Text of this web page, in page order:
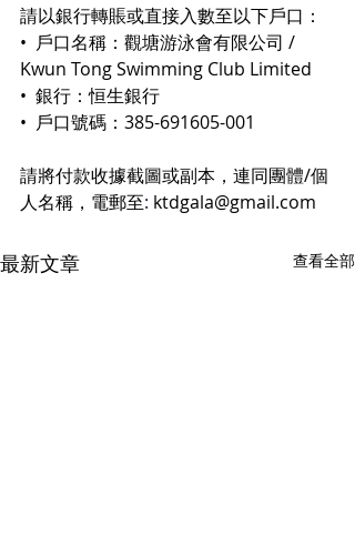
請以銀行轉賬或直接入數至以下戶口：
•⁠  ⁠戶口名稱：觀塘游泳會有限公司 /
Kwun Tong Swimming Club Limited
•⁠  ⁠銀行：恒生銀行
•⁠  ⁠戶口號碼：385-691605-001
請將付款收據截圖或副本，連同團體/個
人名稱，電郵至: ktdgala@gmail.com
最新文章 查看全部